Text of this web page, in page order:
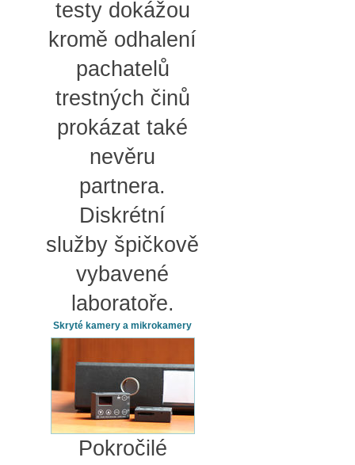
testy dokážou
kromě odhalení
pachatelů
trestných činů
prokázat také
nevěru
partnera.
Diskrétní
služby špičkově
vybavené
laboratoře.
Skryté kamery a mikrokamery
Pokročilé